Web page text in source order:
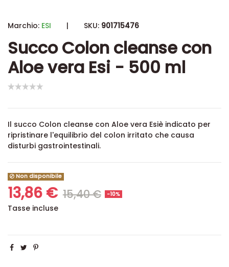
Marchio: ESI | SKU: 901715476
Succo Colon cleanse con
Aloe vera Esi - 500 ml
Il succo Colon cleanse con Aloe vera Esiè indicato per
ripristinare l'equilibrio del colon irritato che causa
disturbi gastrointestinali.
Non disponibile
13,86 € 15,40 € -10%
Tasse incluse